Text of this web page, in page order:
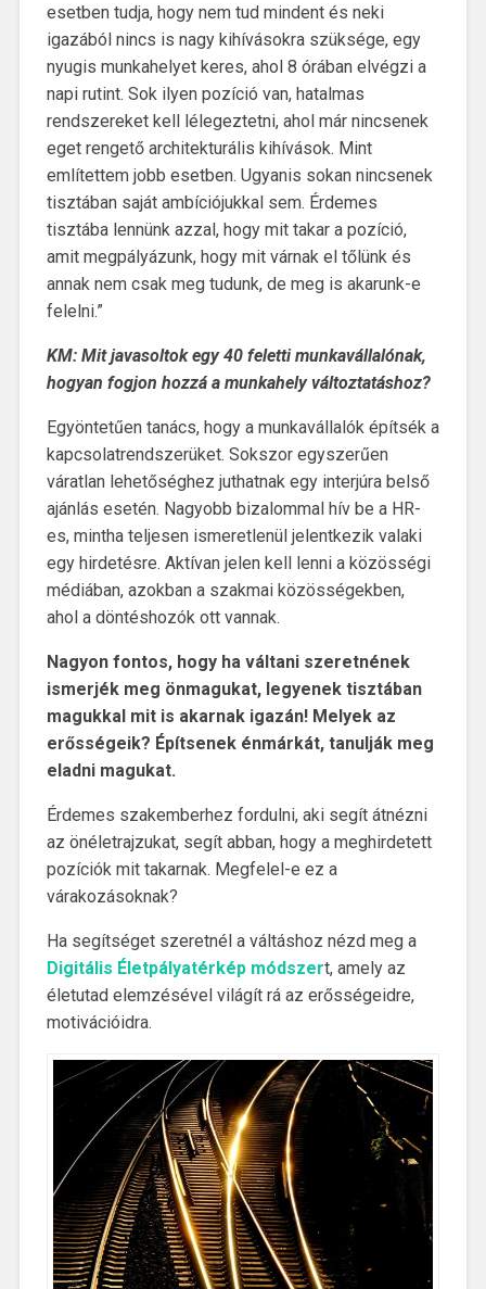
esetben tudja, hogy nem tud mindent és neki
igazából nincs is nagy kihívásokra szüksége, egy
nyugis munkahelyet keres, ahol 8 órában elvégzi a
napi rutint. Sok ilyen pozíció van, hatalmas
rendszereket kell lélegeztetni, ahol már nincsenek
eget rengető architekturális kihívások. Mint
említettem jobb esetben. Ugyanis sokan nincsenek
tisztában saját ambíciójukkal sem. Érdemes
tisztába lennünk azzal, hogy mit takar a pozíció,
amit megpályázunk, hogy mit várnak el tőlünk és
annak nem csak meg tudunk, de meg is akarunk-e
felelni.”
KM: Mit javasoltok egy 40 feletti munkavállalónak,
hogyan fogjon hozzá a munkahely változtatáshoz?
Egyöntetűen tanács, hogy a munkavállalók építsék a
kapcsolatrendszerüket. Sokszor egyszerűen
váratlan lehetőséghez juthatnak egy interjúra belső
ajánlás esetén. Nagyobb bizalommal hív be a HR-
es, mintha teljesen ismeretlenül jelentkezik valaki
egy hirdetésre. Aktívan jelen kell lenni a közösségi
médiában, azokban a szakmai közösségekben,
ahol a döntéshozók ott vannak.
Nagyon fontos, hogy ha váltani szeretnének
ismerjék meg önmagukat, legyenek tisztában
magukkal mit is akarnak igazán! Melyek az
erősségeik? Építsenek énmárkát, tanulják meg
eladni magukat.
Érdemes szakemberhez fordulni, aki segít átnézni
az önéletrajzukat, segít abban, hogy a meghirdetett
pozíciók mit takarnak. Megfelel-e ez a
várakozásoknak?
Ha segítséget szeretnél a váltáshoz nézd meg a
Digitális Életpályatérkép módszert, amely az
életutad elemzésével világít rá az erősségeidre,
motivációidra.